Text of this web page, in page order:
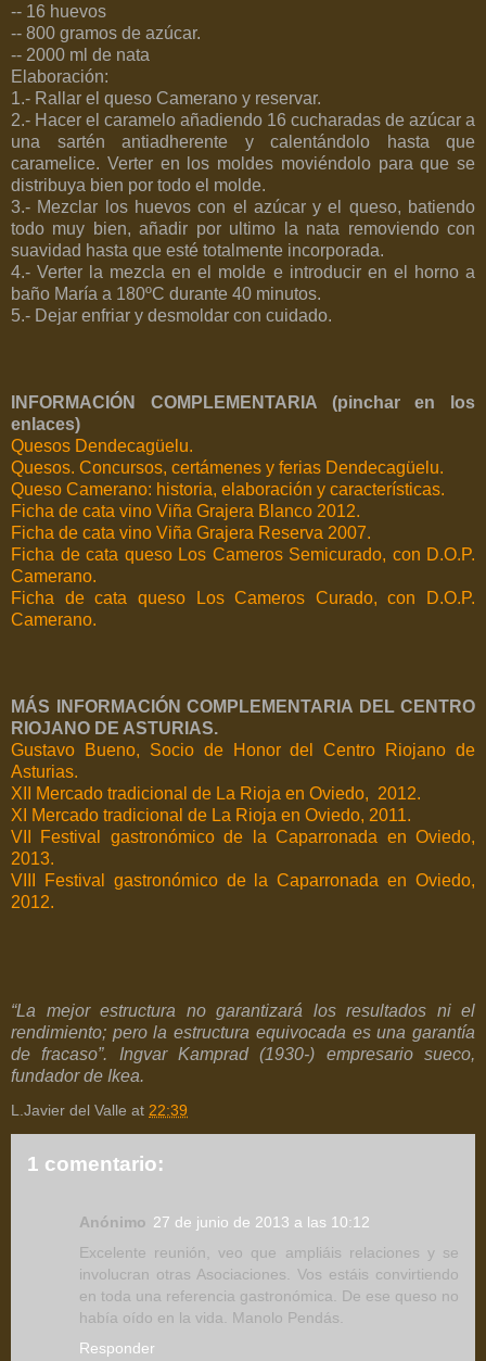
-- 16 huevos
-- 800 gramos de azúcar.
-- 2000 ml de nata
Elaboración:
1.- Rallar el queso Camerano y reservar.
2.- Hacer el caramelo añadiendo 16 cucharadas de azúcar a
una sartén antiadherente y calentándolo hasta que
caramelice. Verter en los moldes moviéndolo para que se
distribuya bien por todo el molde.
3.- Mezclar los huevos con el azúcar y el queso, batiendo
todo muy bien, añadir por ultimo la nata removiendo con
suavidad hasta que esté totalmente incorporada.
4.- Verter la mezcla en el molde e introducir en el horno a
baño María a 180ºC durante 40 minutos.
5.- Dejar enfriar y desmoldar con cuidado.
INFORMACIÓN COMPLEMENTARIA (pinchar en los
enlaces)
Quesos Dendecagüelu.
Quesos. Concursos, certámenes y ferias Dendecagüelu.
Queso Camerano: historia, elaboración y características.
Ficha de cata vino Viña Grajera Blanco 2012.
Ficha de cata vino Viña Grajera Reserva 2007.
Ficha de cata queso Los Cameros Semicurado, con D.O.P.
Camerano.
Ficha de cata queso Los Cameros Curado, con D.O.P.
Camerano.
MÁS INFORMACIÓN COMPLEMENTARIA DEL CENTRO
RIOJANO DE ASTURIAS.
Gustavo Bueno, Socio de Honor del Centro Riojano de
Asturias.
XII Mercado tradicional de La Rioja en Oviedo, 2012.
XI Mercado tradicional de La Rioja en Oviedo, 2011.
VII Festival gastronómico de la Caparronada en Oviedo,
2013.
VIII Festival gastronómico de la Caparronada en Oviedo,
2012.
“La mejor estructura no garantizará los resultados ni el
rendimiento; pero la estructura equivocada es una garantía
de fracaso”. Ingvar Kamprad (1930-) empresario sueco,
fundador de Ikea.
L.Javier del Valle at 22:39
1 comentario:
Anónimo 27 de junio de 2013 a las 10:12
Excelente reunión, veo que ampliáis relaciones y se
involucran otras Asociaciones. Vos estáis convirtiendo
en toda una referencia gastronómica. De ese queso no
había oído en la vida. Manolo Pendás.
Responder